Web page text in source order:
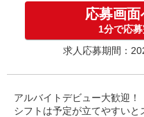
応募画
1分で応
求人応募期間：
アルバイトデビュー大歓迎！
シフトは予定が立てやすいと